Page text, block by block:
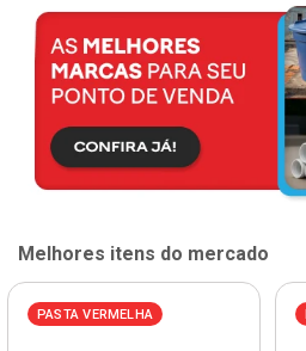
Melhores itens do mercado
PASTA VERMELHA